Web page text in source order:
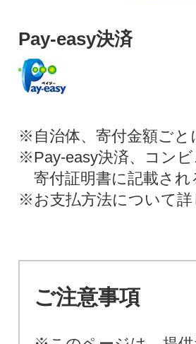
Pay-easy決済
※自治体、寄付金額ごと
※Pay-easy決済、コン
寄付証明書に記載さ
※お支払方法について詳
ご注意事項